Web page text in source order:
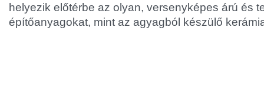
helyezik előtérbe az olyan, versenyképes árú és
építőanyagokat, mint az agyagból készülő